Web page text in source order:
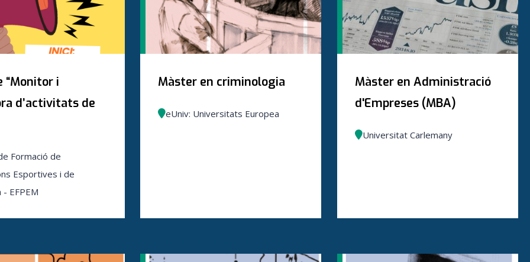
“Monitor i
d’activitats de
Formació de
Esportives i de
- EFPEM
Màster en criminologia
eUniv: Universitats Europea
Màster en Administració
d'Empreses (MBA)
Universitat Carlemany